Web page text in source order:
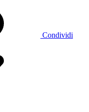
Condividi